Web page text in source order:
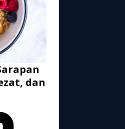
dan